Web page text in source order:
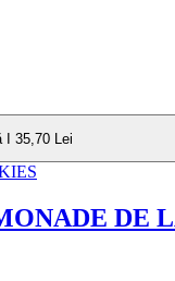
I 35,70 Lei
DE